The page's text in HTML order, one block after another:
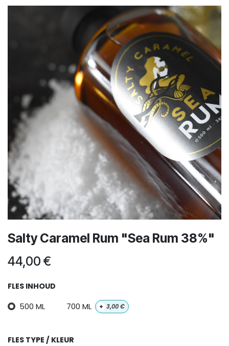
Salty Caramel Rum "Sea Rum 38%"
44,00 €
FLES INHOUD
500 ML 700 ML + 3,00€
FLES TYPE / KLEUR